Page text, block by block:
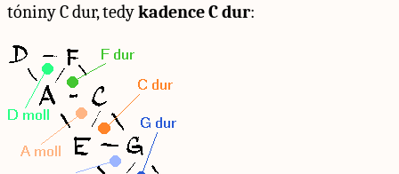
tóniny C dur, tedykadence C dur: